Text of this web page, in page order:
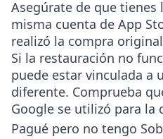
Asegúrate de que tienes
misma cuenta de App
realizó la compra
Si la restauración no
puede estar vinculada a
diferente. Comprueba
Google se utilizó para la
Pagué pero no tengo